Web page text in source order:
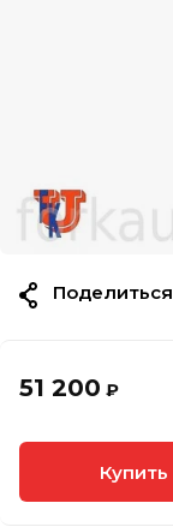
51 200 ₽
Купить
Поделиться